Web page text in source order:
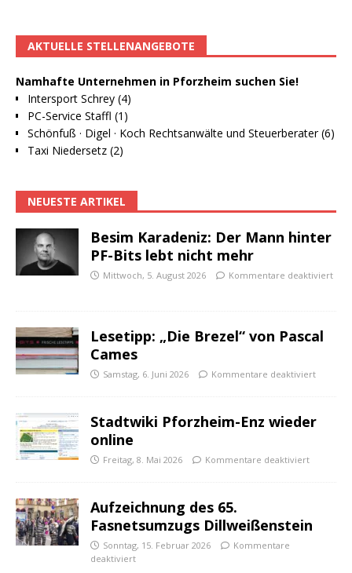
AKTUELLE STELLENANGEBOTE
Namhafte Unternehmen in Pforzheim suchen Sie!
Intersport Schrey (4)
PC-Service Staffl (1)
Schönfuß · Digel · Koch Rechtsanwälte und Steuerberater (6)
Taxi Niedersetz (2)
NEUESTE ARTIKEL
Besim Karadeniz: Der Mann hinter
PF-Bits lebt nicht mehr
Mittwoch, 5. August 2026 Kommentare deaktiviert
Lesetipp: „Die Brezel“ von Pascal
Cames
Samstag, 6. Juni 2026 Kommentare deaktiviert
Stadtwiki Pforzheim-Enz wieder
online
Freitag, 8. Mai 2026 Kommentare deaktiviert
Aufzeichnung des 65.
Fasnetsumzugs Dillweißenstein
Sonntag, 15. Februar 2026
Kommentare
deaktiviert